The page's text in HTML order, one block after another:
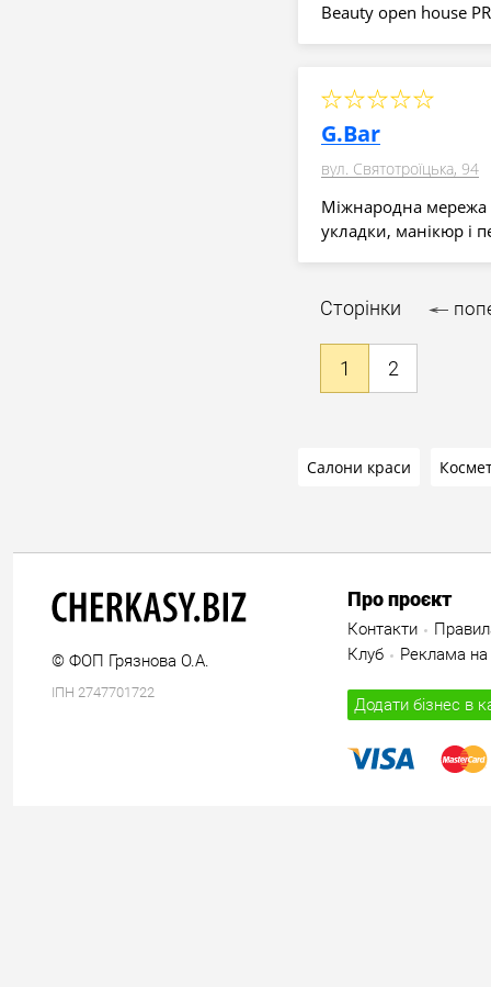
Beauty open house
G.Bar
вул. Святотроїцька, 94
Міжнародна мережа
укладки, манікюр і
Сторінки
1 2
Салони краси
© ФОП Грязнова О.А.
ІПН 2747701722
Про проєкт
Контакти
Клуб
Реклама на
Додати бізнес в